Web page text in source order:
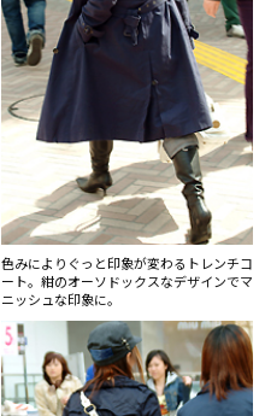
色みによりぐっと印象が変わるトレンチコ
ート。紺のオーソドックスなデザインでマ
ニッシュな印象に。